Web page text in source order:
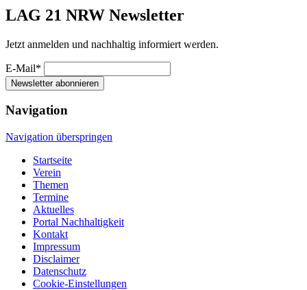
LAG 21 NRW Newsletter
Jetzt anmelden und nachhaltig informiert werden.
E-Mail*
Newsletter abonnieren
Navigation
Navigation überspringen
Startseite
Verein
Themen
Termine
Aktuelles
Portal Nachhaltigkeit
Kontakt
Impressum
Disclaimer
Datenschutz
Cookie-Einstellungen